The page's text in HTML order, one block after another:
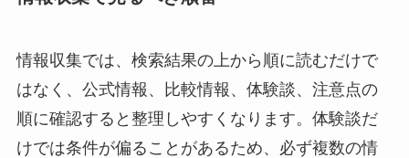
情報収集では、検索結果の上から順に読むだけで
はなく、公式情報、比較情報、体験談、注意点の
順に確認すると整理しやすくなります。体験談だ
けでは条件が偏ることがあるため、必ず複数の情